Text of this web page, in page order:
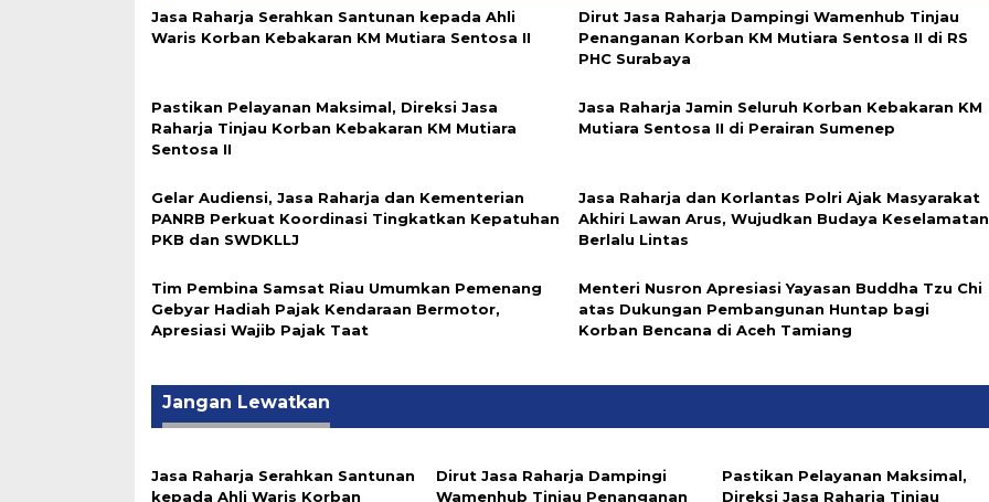
Jasa Raharja Serahkan Santunan kepada Ahli
Waris Korban Kebakaran KM Mutiara Sentosa II
Dirut Jasa Raharja Dampingi Wamenhub Tinjau
Penanganan Korban KM Mutiara Sentosa II di RS
PHC Surabaya
Pastikan Pelayanan Maksimal, Direksi Jasa
Raharja Tinjau Korban Kebakaran KM Mutiara
Sentosa II
Jasa Raharja Jamin Seluruh Korban Kebakaran KM
Mutiara Sentosa II di Perairan Sumenep
Gelar Audiensi, Jasa Raharja dan Kementerian
PANRB Perkuat Koordinasi Tingkatkan Kepatuhan
PKB dan SWDKLLJ
Jasa Raharja dan Korlantas Polri Ajak Masyarakat
Akhiri Lawan Arus, Wujudkan Budaya Keselamatan
Berlalu Lintas
Tim Pembina Samsat Riau Umumkan Pemenang
Gebyar Hadiah Pajak Kendaraan Bermotor,
Apresiasi Wajib Pajak Taat
Menteri Nusron Apresiasi Yayasan Buddha Tzu Chi
atas Dukungan Pembangunan Huntap bagi
Korban Bencana di Aceh Tamiang
Jangan Lewatkan
Jasa Raharja Serahkan Santunan
kepada Ahli Waris Korban
Dirut Jasa Raharja Dampingi
Wamenhub Tinjau Penanganan
Pastikan Pelayanan Maksimal,
Direksi Jasa Raharja Tinjau